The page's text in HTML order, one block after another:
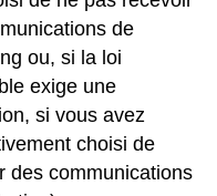
de
ou, si la loi
exige une
si vous avez
choisi de
des communications